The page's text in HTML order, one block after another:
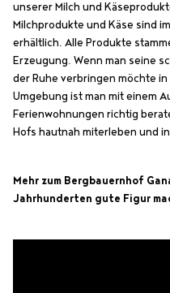
unserer Milch und
Milchprodukte und Käse sind
erhältlich. Alle Produkte
Erzeugung. Wenn man seine
der Ruhe verbringen möchte
Umgebung ist man mit einem
Ferienwohnungen richtig
Hofs hautnah miterleben und
Mehr zum Bergbauernhof
Jahrhunderten gute Figur